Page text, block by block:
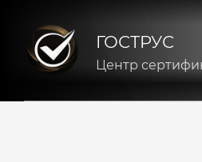
ГОСТРУС
Центр